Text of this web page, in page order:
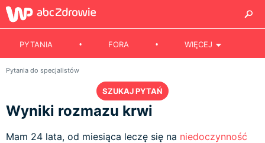
PYTANIA FORA WIĘCEJ
Pytania do specjalistów
SZUKAJ PYTAŃ
Wyniki rozmazu krwi
Mam 24 lata, od miesiąca leczę się na niedoczynność